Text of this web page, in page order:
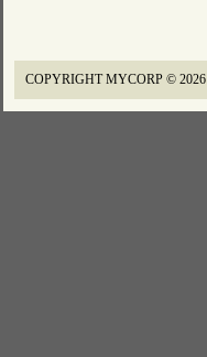
COPYRIGHT MYCORP © 2026